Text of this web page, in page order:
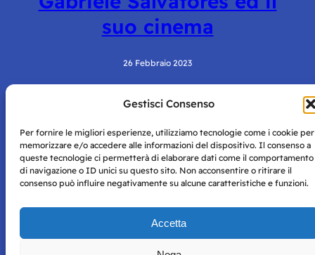
Gestisci Consenso
Per fornire le migliori esperienze, utilizziamo tecnologie come i cookie per
memorizzare e/o accedere alle informazioni del dispositivo. Il consenso a
queste tecnologie ci permetterà di elaborare dati come il comportamento
di navigazione o ID unici su questo sito. Non acconsentire o ritirare il
consenso può influire negativamente su alcune caratteristiche e funzioni.
Accetta
suo cinema
26 Febbraio 2023
Napoli con autorizzazione numero 38 del 25/9/2019.
Tutte le immagini e i contenuti su questo sito sono forniti